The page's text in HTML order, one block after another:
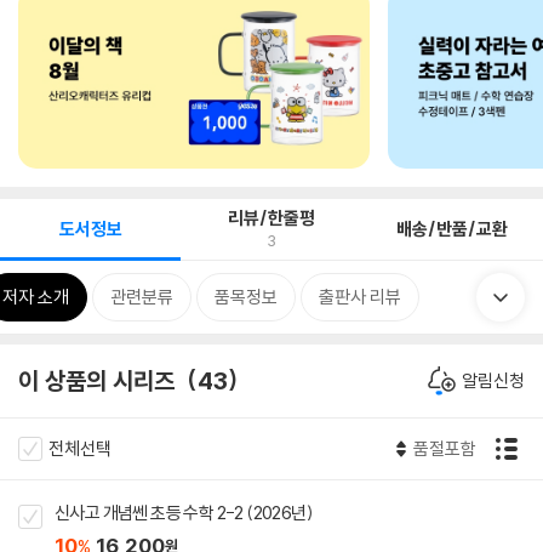
도서정보 리뷰/한줄평
3 배송/반품/교환
저자 소개 관련분류 품목정보 출판사 리뷰
이 상품의 시리즈 43 알림신청
전체선택 품절포함
신사고 개념쎈 초등 수학 2-2 (2026년)
10% 16,200원